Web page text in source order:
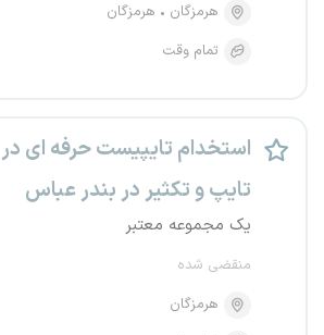
هرمزگان
هرمزگان
تمام وقت
استخدام تایپیست حرفه ای در
تایپ و تکثیر در بندر عباس
یک مجموعه معتبر
منقضی شده
هرمزگان